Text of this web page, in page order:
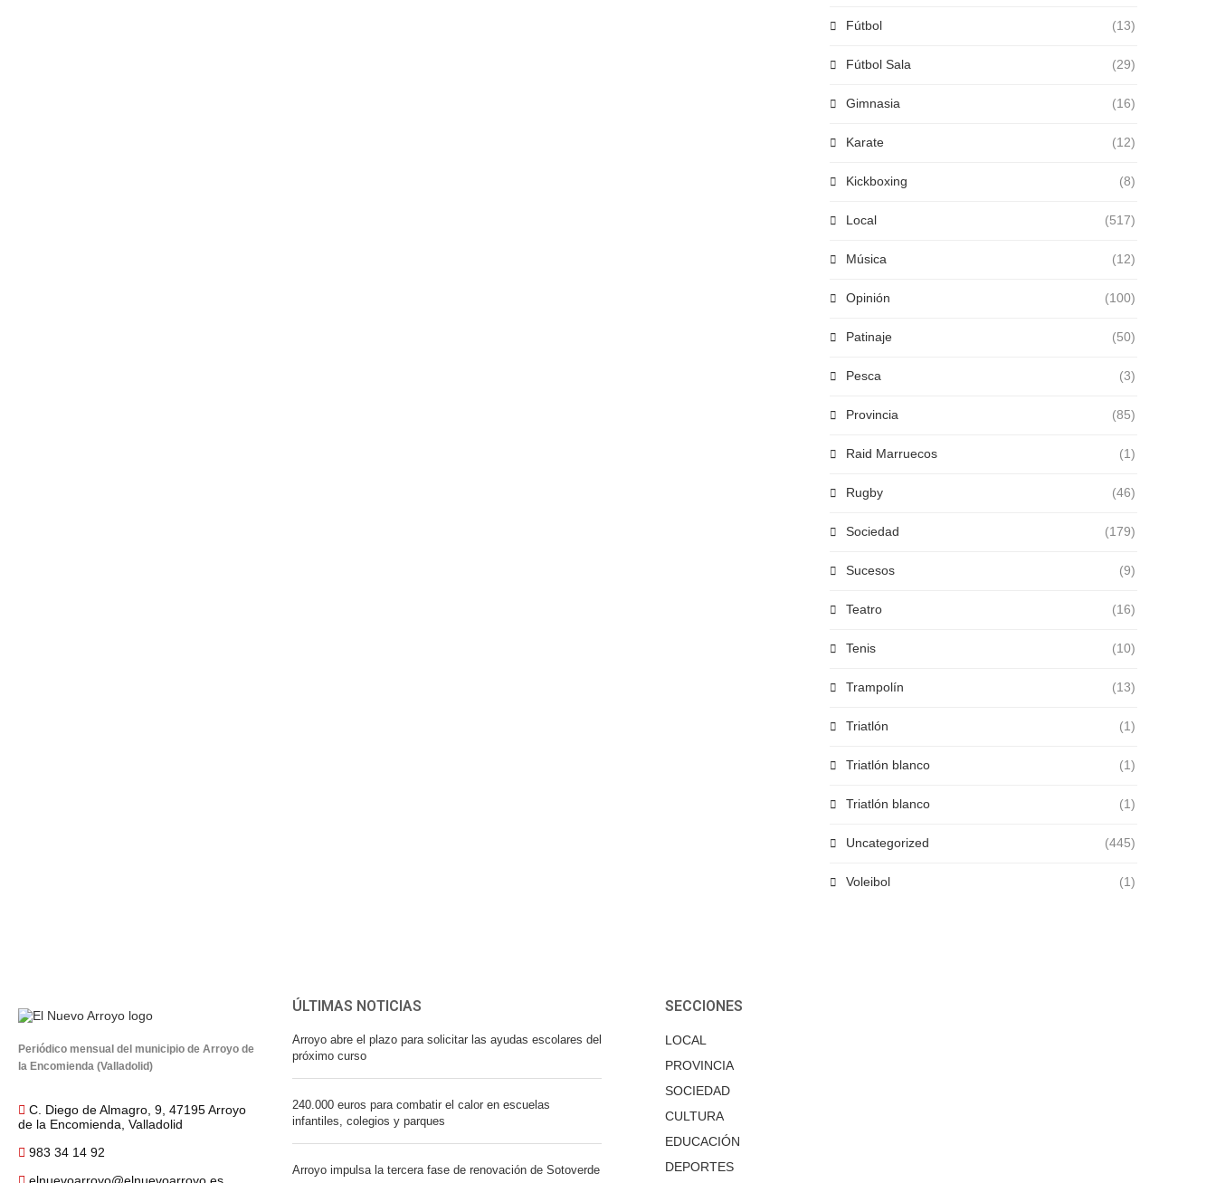
Fútbol (13)
Fútbol Sala (29)
Gimnasia (16)
Karate (12)
Kickboxing (8)
Local (517)
Música (12)
Opinión (100)
Patinaje (50)
Pesca (3)
Provincia (85)
Raid Marruecos (1)
Rugby (46)
Sociedad (179)
Sucesos (9)
Teatro (16)
Tenis (10)
Trampolín (13)
Triatlón (1)
Triatlón blanco (1)
Triatlón blanco (1)
Uncategorized (445)
Voleibol (1)
Periódico mensual del municipio de Arroyo de
la Encomienda (Valladolid)
C. Diego de Almagro, 9, 47195 Arroyo
de la Encomienda, Valladolid
983 34 14 92
ÚLTIMAS NOTICIAS
Arroyo abre el plazo para solicitar las ayudas escolares del
próximo curso
240.000 euros para combatir el calor en escuelas
infantiles, colegios y parques
Arroyo impulsa la tercera fase de renovación de Sotoverde
SECCIONES
LOCAL
PROVINCIA
SOCIEDAD
CULTURA
EDUCACIÓN
DEPORTES